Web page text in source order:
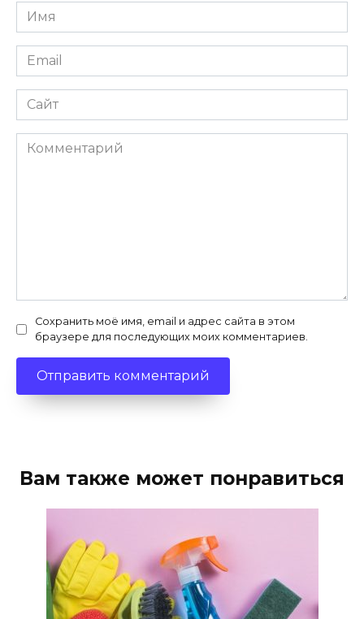
Имя
Email
Сайт
Комментарий
Сохранить моё имя, email и адрес сайта в этом
браузере для последующих моих комментариев.
Вам также может понравиться